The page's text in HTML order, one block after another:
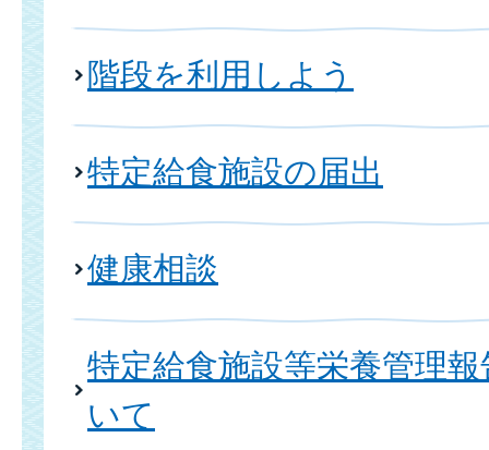
階段を利用しよう
特定給食施設の届出
健康相談
特定給食施設等栄養管理
いて